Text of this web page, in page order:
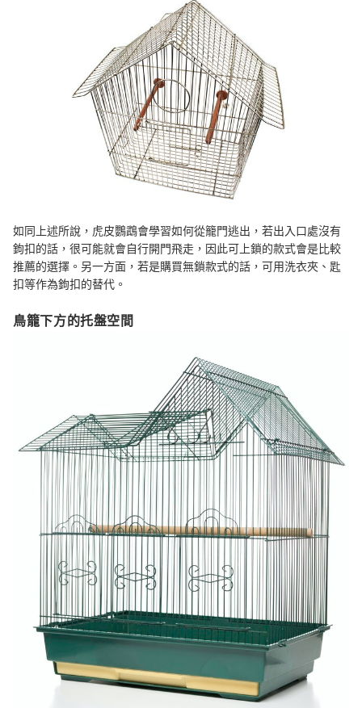
如同上述所說，虎皮鸚鵡會學習如何從籠門逃出，若出入口處沒有
鉤扣的話，很可能就會自行開門飛走，因此可上鎖的款式會是比較
推薦的選擇。另一方面，若是購買無鎖款式的話，可用洗衣夾、匙
扣等作為鉤扣的替代。
鳥籠下方的托盤空間